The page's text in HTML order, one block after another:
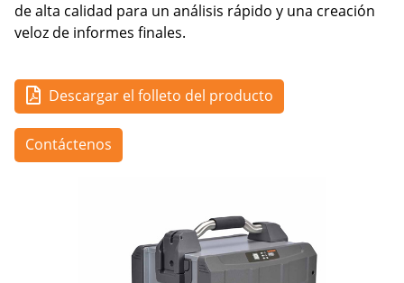
de alta calidad para un análisis rápido y una creación
veloz de informes finales.
Descargar el folleto del producto
Contáctenos